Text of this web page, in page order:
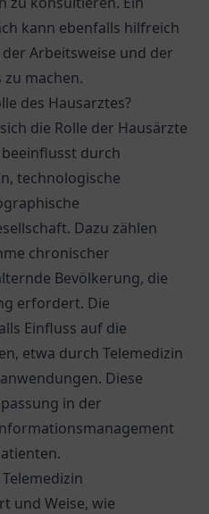
kann ebenfalls hilfreich
Arbeitsweise und der
machen.
des Hausarztes?
die Rolle der Hausärzte
durch
technologische
Dazu zählen
chronischer
Bevölkerung, die
erfordert. Die
Einfluss auf die
etwa durch Telemedizin
Diese
in der
und Weise, wie